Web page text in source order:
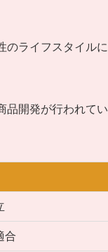
のライフスタイルに
品開発が行われてい
合